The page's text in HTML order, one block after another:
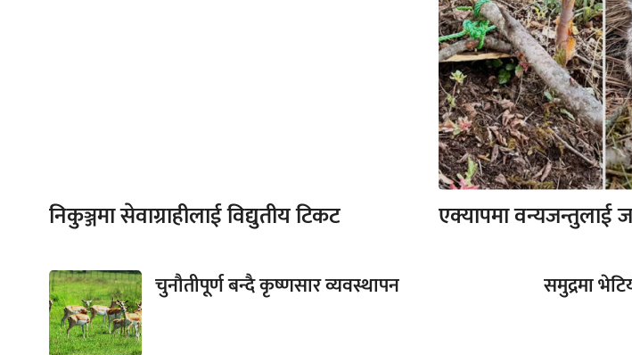
निकुञ्जमा सेवाग्राहीलाई विद्युतीय टिकट एक्यापमा वन्यजन्तुलाई
चुनौतीपूर्ण बन्दै कृष्णसार व्यवस्थापन समुद्रमा